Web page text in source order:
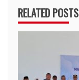
RELATED POSTS